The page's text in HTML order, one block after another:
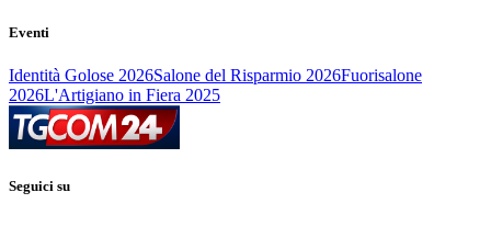
Eventi
Identità Golose 2026Salone del Risparmio 2026Fuorisalone
2026L'Artigiano in Fiera 2025
Seguici su